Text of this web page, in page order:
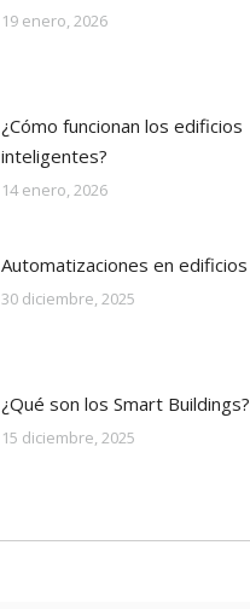
19 enero, 2026
¿Cómo funcionan los edificios
inteligentes?
14 enero, 2026
Automatizaciones en edificios
30 diciembre, 2025
¿Qué son los Smart Buildings?
15 diciembre, 2025